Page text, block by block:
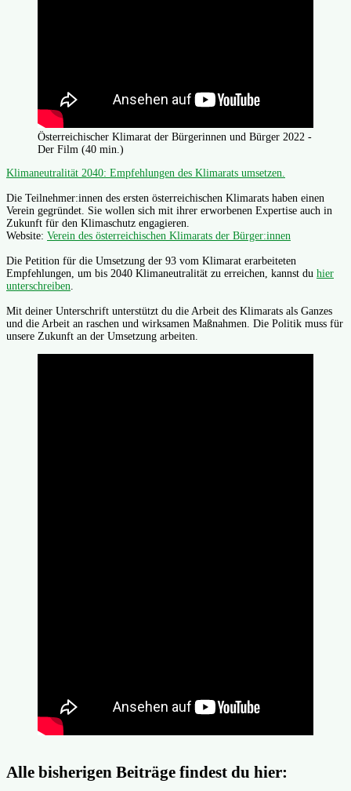
Österreichischer Klimarat der Bürgerinnen und Bürger 2022 -
Der Film (40 min.)
Klimaneutralität 2040: Empfehlungen des Klimarats umsetzen.
Die Teilnehmer:innen des ersten österreichischen Klimarats haben einen
Verein gegründet. Sie wollen sich mit ihrer erworbenen Expertise auch in
Zukunft für den Klimaschutz engagieren.
Website: Verein des österreichischen Klimarats der Bürger:innen
Die Petition für die Umsetzung der 93 vom Klimarat erarbeiteten
Empfehlungen, um bis 2040 Klimaneutralität zu erreichen, kannst du hier
unterschreiben
Mit deiner Unterschrift unterstützt du die Arbeit des Klimarats als Ganzes
und die Arbeit an raschen und wirksamen Maßnahmen. Die Politik muss für
unsere Zukunft an der Umsetzung arbeiten.
Alle bisherigen Beiträge findest du hier: